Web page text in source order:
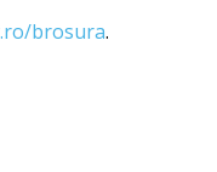
brosura.